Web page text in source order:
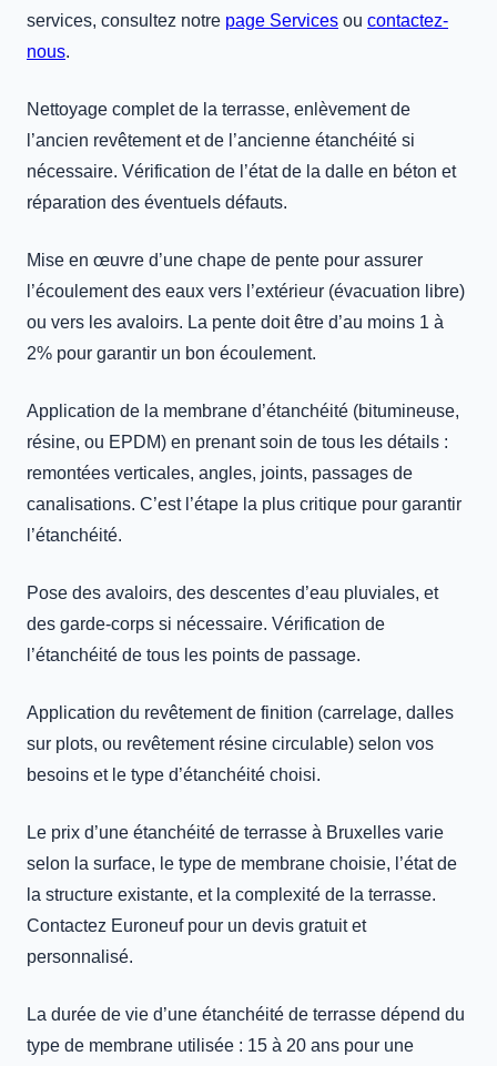
services, consultez notre page Services ou contactez-
nous.
Nettoyage complet de la terrasse, enlèvement de
l’ancien revêtement et de l’ancienne étanchéité si
nécessaire. Vérification de l’état de la dalle en béton et
réparation des éventuels défauts.
Mise en œuvre d’une chape de pente pour assurer
l’écoulement des eaux vers l’extérieur (évacuation libre)
ou vers les avaloirs. La pente doit être d’au moins 1 à
2% pour garantir un bon écoulement.
Application de la membrane d’étanchéité (bitumineuse,
résine, ou EPDM) en prenant soin de tous les détails :
remontées verticales, angles, joints, passages de
canalisations. C’est l’étape la plus critique pour garantir
l’étanchéité.
Pose des avaloirs, des descentes d’eau pluviales, et
des garde-corps si nécessaire. Vérification de
l’étanchéité de tous les points de passage.
Application du revêtement de finition (carrelage, dalles
sur plots, ou revêtement résine circulable) selon vos
besoins et le type d’étanchéité choisi.
Le prix d’une étanchéité de terrasse à Bruxelles varie
selon la surface, le type de membrane choisie, l’état de
la structure existante, et la complexité de la terrasse.
Contactez Euroneuf pour un devis gratuit et
personnalisé.
La durée de vie d’une étanchéité de terrasse dépend du
type de membrane utilisée : 15 à 20 ans pour une